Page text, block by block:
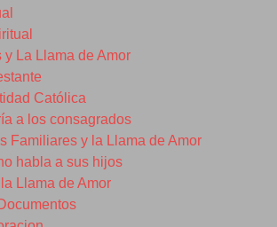
La Llama de Amor
Católica
a los consagrados
Familiares y la Llama de Amor
habla a sus hijos
Llama de Amor